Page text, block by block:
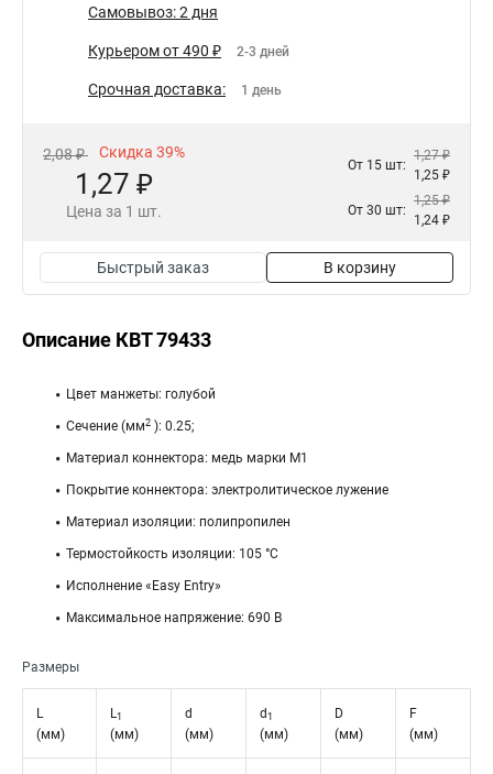
Самовывоз: 2 дня
Курьером от 490 ₽ 2-3 дней
Срочная доставка: 1 день
2,08 ₽ Скидка 39%
1,27 ₽
Цена за 1 шт.
От 15 шт:
1,27 ₽
1,25 ₽
От 30 шт:
1,25 ₽
1,24 ₽
Быстрый заказ В корзину
Описание КВТ 79433
Цвет манжеты: голубой
Сечение (мм2 ): 0.25;
Материал коннектора: медь марки М1
Покрытие коннектора: электролитическое лужение
Материал изоляции: полипропилен
Термостойкость изоляции: 105 °C
Исполнение «Easy Entry»
Максимальное напряжение: 690 В
Размеры
L
(мм)
L1
(мм)
d
(мм)
d 1
(мм)
D
(мм)
F
(мм)